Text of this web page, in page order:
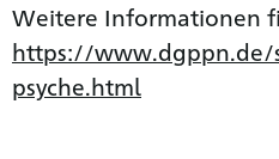
Weitere Informationen
https://www.dgppn.de/
psyche.html